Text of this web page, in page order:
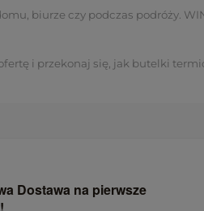
biurze czy podczas podróży.
i przekonaj się, jak butelki
Built with so, so much